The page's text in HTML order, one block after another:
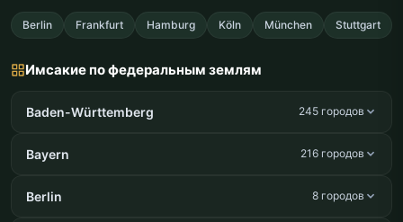
Berlin Frankfurt Hamburg Köln München Stuttgart
Имсакие по федеральным землям
Baden-Württemberg 245 городов
Bayern 216 городов
Berlin 8 городов